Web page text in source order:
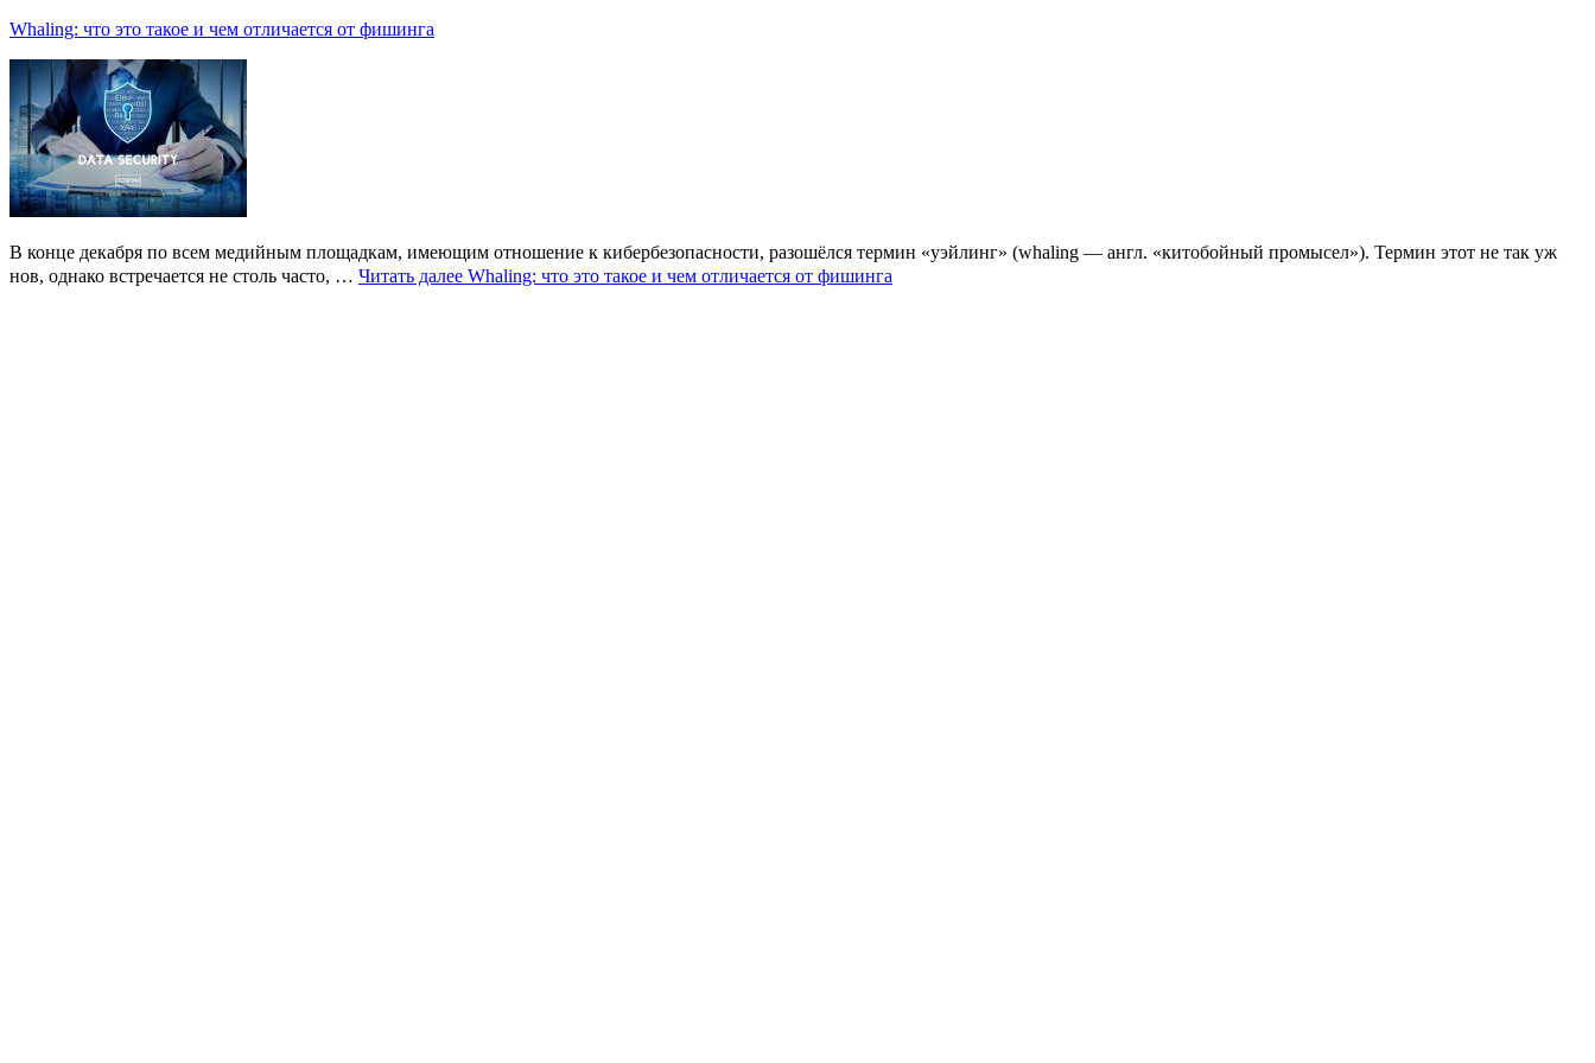
Whaling: что это такое и чем отличается от фишинга
В конце декабря по всем медийным площадкам, имеющим отношение к кибербезопасности, разошёлся термин «уэйлинг» (whaling — англ. «китобойный промысел»). Термин этот не так уж
нов, однако встречается не столь часто, … Читать далее Whaling: что это такое и чем отличается от фишинга